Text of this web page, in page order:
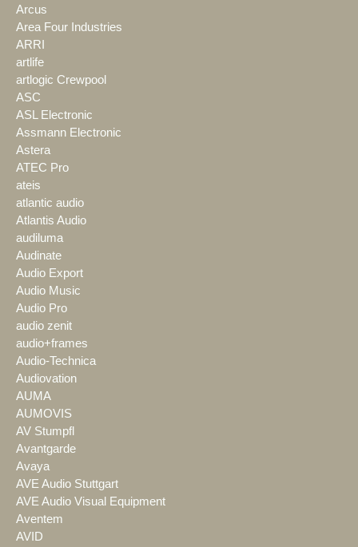
Arcus
Area Four Industries
ARRI
artlife
artlogic Crewpool
ASC
ASL Electronic
Assmann Electronic
Astera
ATEC Pro
ateis
atlantic audio
Atlantis Audio
audiluma
Audinate
Audio Export
Audio Music
Audio Pro
audio zenit
audio+frames
Audio-Technica
Audiovation
AUMA
AUMOVIS
AV Stumpfl
Avantgarde
Avaya
AVE Audio Stuttgart
AVE Audio Visual Equipment
Aventem
AVID